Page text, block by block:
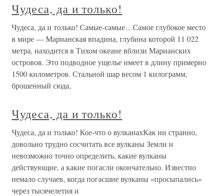
Чудеса, да и только!
Чудеса, да и только! Самые-самые…Самое глубокое место
в мире — Марианская впадина, глубина которой 11 022
метра, находится в Тихом океане вблизи Марианских
островов. Это подводное ущелье имеет в длину примерно
1500 километров. Стальной шар весом 1 килограмм,
брошенный сюда,
Чудеса, да и только!
Чудеса, да и только! Кое-что о вулканахКак ни странно,
довольно трудно сосчитать все вулканы Земли и
невозможно точно определить, какие вулканы
действующие, а какие погасли окончательно. Известно
немало случаев, когда погасшие вулканы «просыпались»
через тысячелетия и